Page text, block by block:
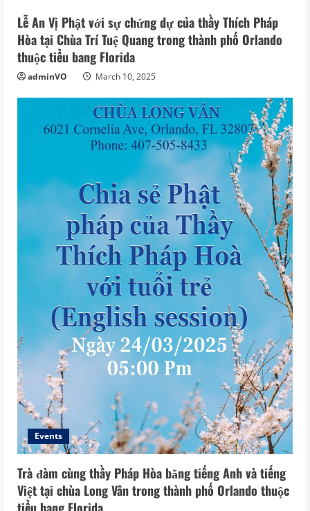
Lễ An Vị Phật với sự chứng dự của thầy Thích Pháp
Hòa tại Chùa Trí Tuệ Quang trong thành phố Orlando
thuộc tiểu bang Florida
adminVO March 10, 2025
Events
Trà đàm cùng thầy Pháp Hòa bằng tiếng Anh và tiếng
Việt tại chùa Long Vân trong thành phố Orlando thuộc
tiểu bang Florida